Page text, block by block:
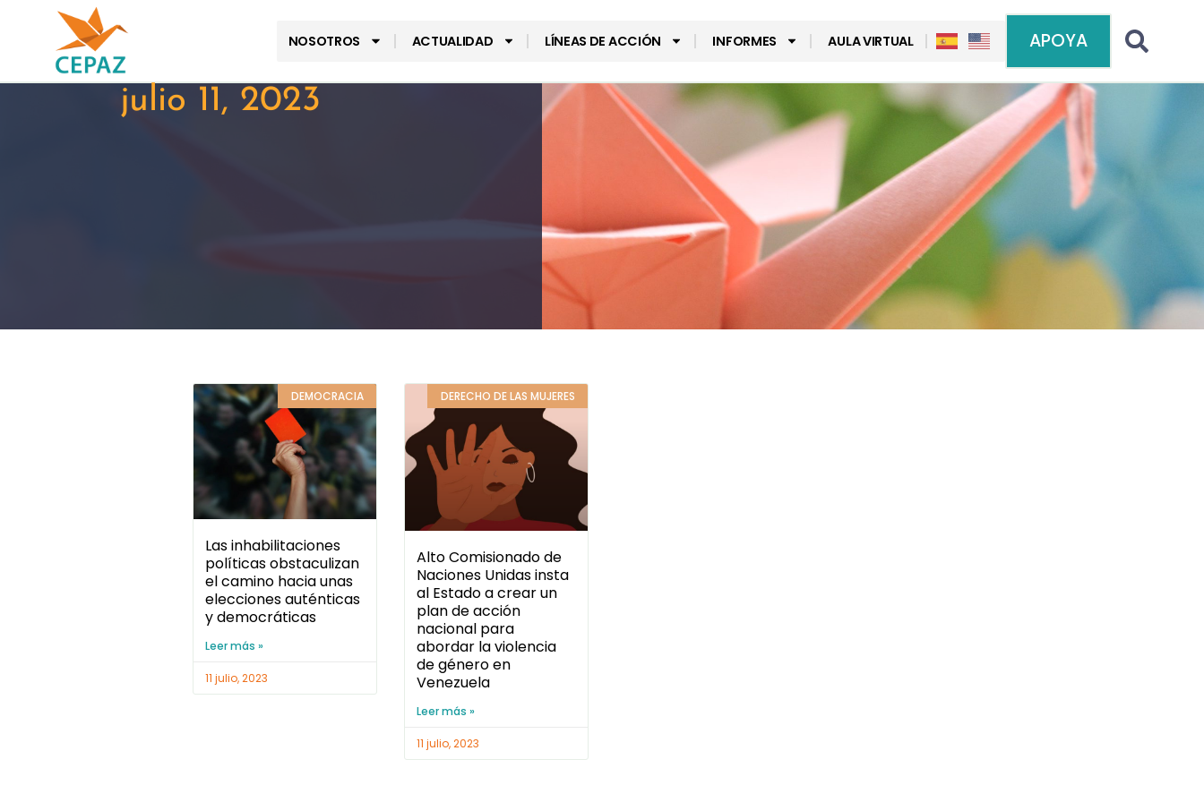
NOSOTROS ACTUALIDAD LÍNEAS DE ACCIÓN INFORMES AULA VIRTUAL APOYA
julio 11, 2023
DEMOCRACIA
Las inhabilitaciones
políticas obstaculizan
el camino hacia unas
elecciones auténticas
y democráticas
Leer más »
11 julio, 2023
DERECHO DE LAS MUJERES
Alto Comisionado de
Naciones Unidas insta
al Estado a crear un
plan de acción
nacional para
abordar la violencia
de género en
Venezuela
Leer más »
11 julio, 2023